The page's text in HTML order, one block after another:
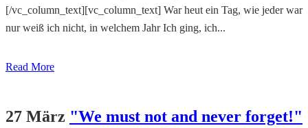
[/vc_column_text][vc_column_text] War heut ein Tag, wie jeder war
nur weiß ich nicht, in welchem Jahr Ich ging, ich...
Read More
27 März "We must not and never forget!"